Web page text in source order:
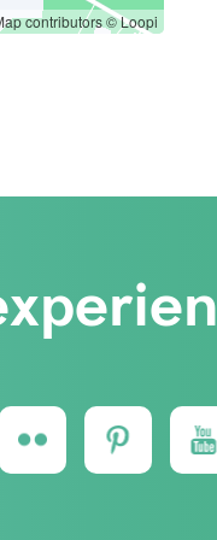
contributors© Loopi